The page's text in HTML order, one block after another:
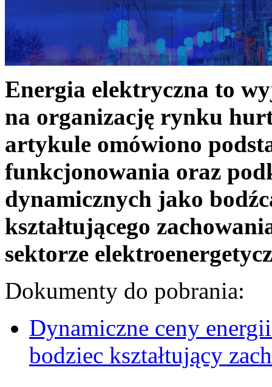
Energia elektryczna to
na organizację rynku
artykule omówiono
funkcjonowania oraz
dynamicznych jako
kształtującego
sektorze
Dokumenty do pobrania:
Dynamiczne ceny
bodziec kształtujący